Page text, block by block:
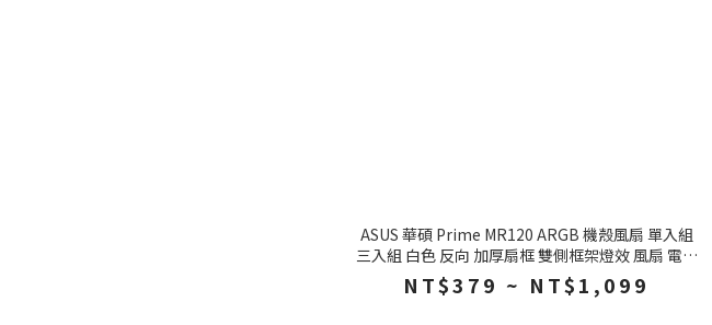
ASUS 華碩 Prime MR120 ARGB 機殼風扇 單入組
三入組 白色 反向 加厚扇框 雙側框架燈效 風扇 電腦
風扇
NT$379 ~ NT$1,099